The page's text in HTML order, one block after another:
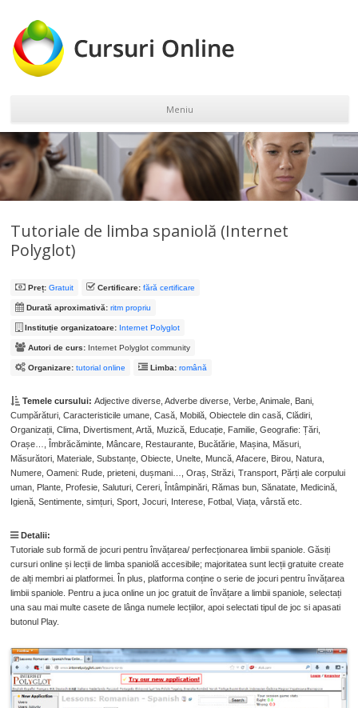
Meniu
Sari la conținut
Tutoriale de limba spaniolă (Internet
Polyglot)
Preț:Gratuit Certificare:fără certificare
Durată aproximativă:ritm propriu
Instituție organizatoare: Internet Polyglot
Autori de curs: Internet Polyglot community
Organizare:tutorial online Limba:română
Temele cursului:Adjective diverse, Adverbe diverse, Verbe, Animale, Bani,
Cumpărături, Caracteristicile umane, Casă, Mobilă, Obiectele din casă, Clădiri,
Organizații, Clima, Divertisment, Artă, Muzică, Educație, Familie, Geografie: Țări,
Orașe…, Îmbrăcăminte, Mâncare, Restaurante, Bucătărie, Mașina, Măsuri,
Măsurători, Materiale, Substanțe, Obiecte, Unelte, Muncă, Afacere, Birou, Natura,
Numere, Oameni: Rude, prieteni, dușmani…, Oraș, Străzi, Transport, Părți ale corpului
uman, Plante, Profesie, Saluturi, Cereri, Întâmpinări, Rămas bun, Sănatate, Medicină,
Igienă, Sentimente, simțuri, Sport, Jocuri, Interese, Fotbal, Viața, vârstă etc.
Detalii:
Tutoriale sub formă de jocuri pentru învățarea/ perfecționarea limbii spaniole. Găsiți
cursuri online și lecții de limba spaniolă accesibile; majoritatea sunt lecții gratuite create
de alți membri ai platformei. În plus, platforma conține o serie de jocuri pentru învățarea
limbii spaniole. Pentru a juca online un joc gratuit de învățare a limbii spaniole, selectați
una sau mai multe casete de lânga numele lecțiilor, apoi selectati tipul de joc si apasati
butonul Play.